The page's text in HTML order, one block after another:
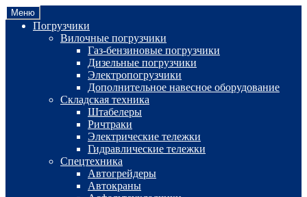
Перейти
к
навигации
Перейти
к
содержимому
Меню
Погрузчики
Вилочные погрузчики
Газ-бензиновые погрузчики
Дизельные погрузчики
Электропогрузчики
Дополнительное навесное оборудование
Складская техника
Штабелеры
Ричтраки
Электрические тележки
Гидравлические тележки
Спецтехника
Автогрейдеры
Автокраны